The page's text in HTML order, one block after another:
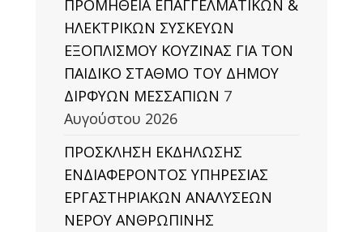
ΠΡΟΜΗΘΕΙΑ ΕΠΑΓΓΕΛΜΑΤΙΚΩΝ &
ΗΛΕΚΤΡΙΚΩΝ ΣΥΣΚΕΥΩΝ
ΕΞΟΠΛΙΣΜΟΥ ΚΟΥΖΙΝΑΣ ΓΙΑ ΤΟΝ
ΠΑΙΔΙΚΟ ΣΤΑΘΜΟ ΤΟΥ ΔΗΜΟΥ
ΔΙΡΦΥΩΝ ΜΕΣΣΑΠΙΩΝ 7
Αυγούστου 2026
ΠΡΟΣΚΛΗΣΗ ΕΚΔΗΛΩΣΗΣ
ΕΝΔΙΑΦΕΡΟΝΤΟΣ ΥΠΗΡΕΣΙΑΣ
ΕΡΓΑΣΤΗΡΙΑΚΩΝ ΑΝΑΛΥΣΕΩΝ
ΝΕΡΟΥ ΑΝΘΡΩΠΙΝΗΣ